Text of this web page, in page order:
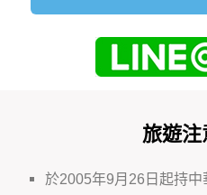
旅遊
於2005年9月26日起持